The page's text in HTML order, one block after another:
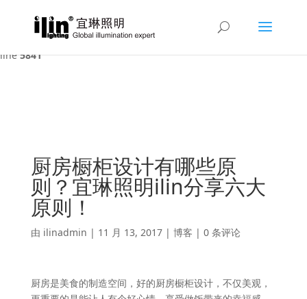
Warning : A non-numeric value encountered in
/var/www/html/ilin/wp-content/themes/Divi/functions.php
line5841
厨房橱柜设计有哪些原
则？宜琳照明ilin分享六大
原则！
由 ilinadmin | 11 月 13, 2017| 博客 | 0 条评论
厨房是美食的制造空间，好的厨房橱柜设计，不仅美观，